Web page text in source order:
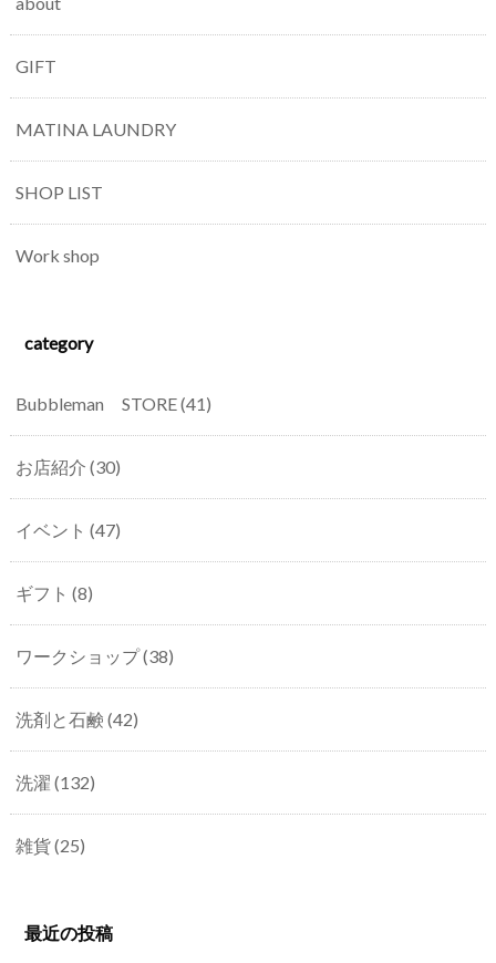
GIFT
MATINA LAUNDRY
SHOP LIST
Work shop
category
Bubbleman STORE(41)
お店紹介 (30)
イベント (47)
ギフト (8)
ワークショップ(38)
洗剤と石鹸 (42)
洗濯 (132)
雑貨(25)
最近の投稿